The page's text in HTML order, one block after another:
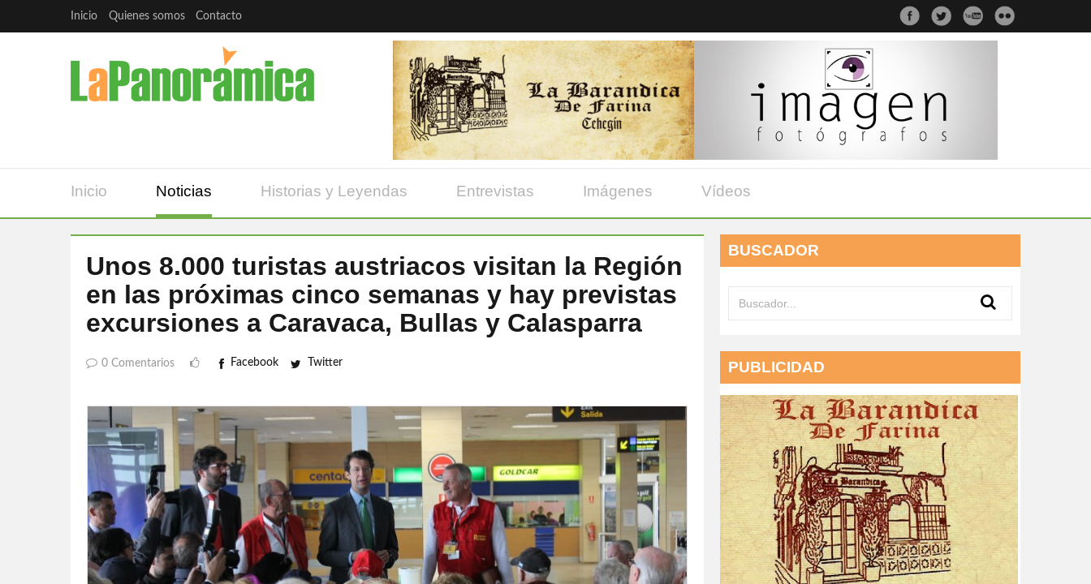
Inicio Quienes somos Contacto
Inicio Noticias Historias y Leyendas Entrevistas Imágenes Vídeos
Unos 8.000 turistas austriacos visitan la Región
en las próximas cinco semanas y hay previstas
excursiones a Caravaca, Bullas y Calasparra
0 Comentarios Facebook Twitter
BUSCADOR
PUBLICIDAD